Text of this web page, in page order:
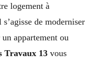
logement à
de moderniser
appartement ou
Travaux 13 vous